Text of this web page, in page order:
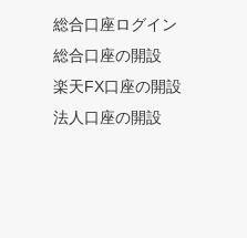
総合口座ログイン
総合口座の開設
楽天FX口座の開設
法人口座の開設